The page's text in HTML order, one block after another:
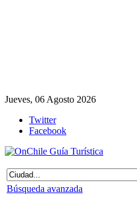
Jueves, 06 Agosto 2026
Twitter
Facebook
Búsqueda avanzada